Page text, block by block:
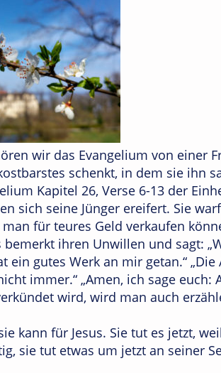
wir das Evangelium von einer
schenkt, in dem sie ihn
Kapitel 26, Verse 6-13 der
sich seine Jünger ereifert. Sie
für teures Geld verkaufen
bemerkt ihren Unwillen und sagt:
ein gutes Werk an mir getan.“
immer.“ „Amen, ich sage euch:
wird, wird man auch
kann für Jesus. Sie tut es jetzt,
sie tut etwas um jetzt an seiner